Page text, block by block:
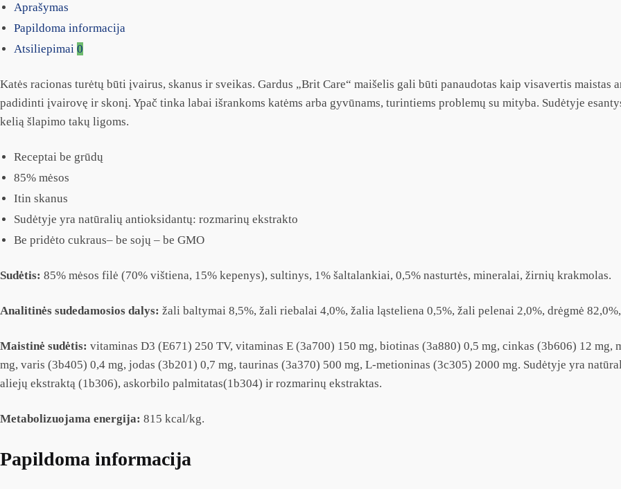
Aprašymas
Papildoma informacija
Atsiliepimai 0
Katės racionas turėtų būti įvairus, skanus ir sveikas. Gardus „Brit Care“ maišelis gali būti panaudotas kaip visavertis maistas
padidinti įvairovę ir skonį. Ypač tinka labai išrankoms katėms arba gyvūnams, turintiems problemų su mityba. Sudėtyje
kelią šlapimo takų ligoms.
Receptai be grūdų
85% mėsos
Itin skanus
Sudėtyje yra natūralių antioksidantų: rozmarinų ekstrakto
Be pridėto cukraus– be sojų – be GMO
Sudėtis: 85% mėsos filė (70% vištiena, 15% kepenys), sultinys, 1% šaltalankiai, 0,5% nasturtės, mineralai, žirnių krakmolas.
Analitinės sudedamosios dalys: žali baltymai 8,5%, žali riebalai 4,0%, žalia ląsteliena 0,5%, žali pelenai 2,0%, drėgmė
Maistinė sudėtis: vitaminas D3 (E671) 250 TV, vitaminas E (3a700) 150 mg, biotinas (3a880) 0,5 mg, cinkas (3b606) 12 mg,
mg, varis (3b405) 0,4 mg, jodas (3b201) 0,7 mg, taurinas (3a370) 500 mg, L-metioninas (3c305) 2000 mg. Sudėtyje yra
aliejų ekstraktą (1b306), askorbilo palmitatas(1b304) ir rozmarinų ekstraktas.
Metabolizuojama energija: 815 kcal/kg.
Papildoma informacija